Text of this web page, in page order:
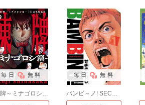
毎日 無料 毎日 無料